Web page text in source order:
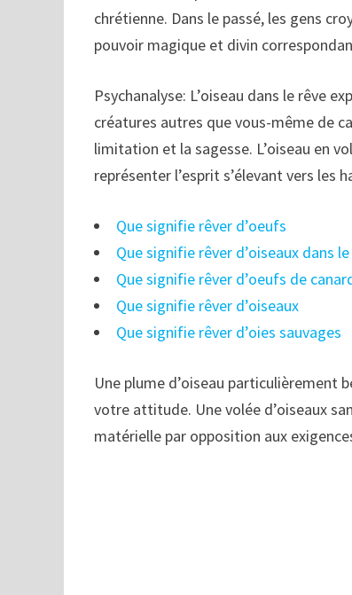
chrétienne. Dans le passé, les gens
pouvoir magique et divin
Psychanalyse: L’oiseau dans le rêve
créatures autres que vous-même de
limitation et la sagesse. L’oiseau en
représenter l’esprit s’élevant vers les
Que signifie rêver d’oeufs
Que signifie rêver d’oiseaux dans
Que signifie rêver d’oeufs de
Que signifie rêver d’oiseaux
Que signifie rêver d’oies sauvages
Une plume d’oiseau particulièrement
votre attitude. Une volée d’oiseaux
matérielle par opposition aux